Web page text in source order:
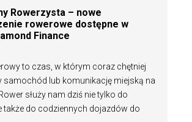
Rowerzysta – nowe
rowerowe dostępne w
Finance
to czas, w którym coraz chętniej
samochód lub komunikację miejską na
służy nam dziś nie tylko do
także do codziennych dojazdów do